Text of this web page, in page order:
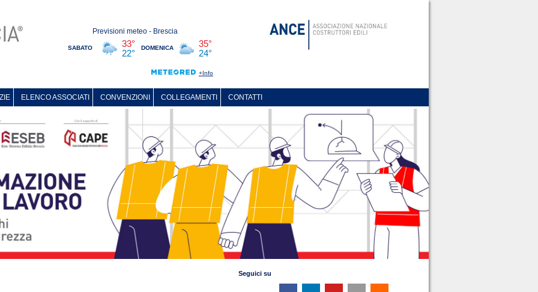
ELENCO ASSOCIATI CONVENZIONI COLLEGAMENTI CONTATTI
Seguici su